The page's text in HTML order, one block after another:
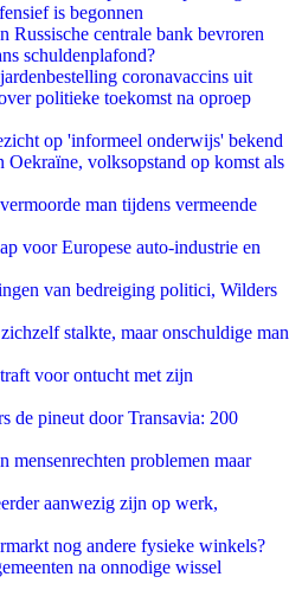
is begonnen
Russische centrale bank bevroren
schuldenplafond?
coronavaccins uit
politieke toekomst na oproep
op 'informeel onderwijs' bekend
Oekraïne, volksopstand op komst als
man tijdens vermeende
voor Europese auto-industrie en
van bedreiging politici, Wilders
stalkte, maar onschuldige man
voor ontucht met zijn
de pineut door Transavia: 200
mensenrechten problemen maar
aanwezig zijn op werk,
nog andere fysieke winkels?
na onnodige wissel